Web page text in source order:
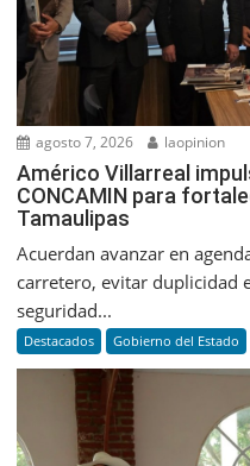
agosto 7, 2026 laopinion
Américo Villarreal
CONCAMIN para
Tamaulipas
Acuerdan avanzar en
carretero, evitar duplicidad
seguridad...
Destacados Gobierno del Estado